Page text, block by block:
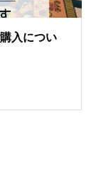
入につい